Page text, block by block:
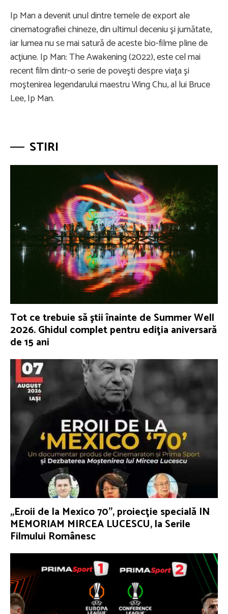
Ip Man a devenit unul dintre temele de export ale
cinematografiei chineze, din ultimul deceniu şi jumătate,
iar lumea nu se mai satură de aceste bio-filme pline de
acţiune. Ip Man: The Awakening (2022), este cel mai
recent film dintr-o serie de poveşti despre viaţa şi
moştenirea legendarului maestru Wing Chu, al lui Bruce
Lee, Ip Man.
STIRI
Tot ce trebuie să ştii înainte de Summer Well
2026. Ghidul complet pentru ediţia aniversară
de 15 ani
„Eroii de la Mexico 70”, proiecţie specială IN
MEMORIAM MIRCEA LUCESCU, la Serile
Filmului Românesc